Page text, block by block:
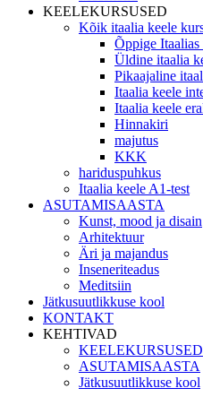
KEELEKURSUSED
Kõik itaalia keele
Õppige
Üldine itaalia
Pikaajaline
Itaalia keele
Itaalia keele
Hinnakiri
majutus
KKK
hariduspuhkus
Itaalia keele A1-test
ASUTAMISAASTA
Kunst, mood ja disain
Arhitektuur
Äri ja majandus
Inseneriteadus
Meditsiin
Jätkusuutlikkuse kool
KONTAKT
KEHTIVAD
KEELEKURSUSED
ASUTAMISAASTA
Jätkusuutlikkuse kool